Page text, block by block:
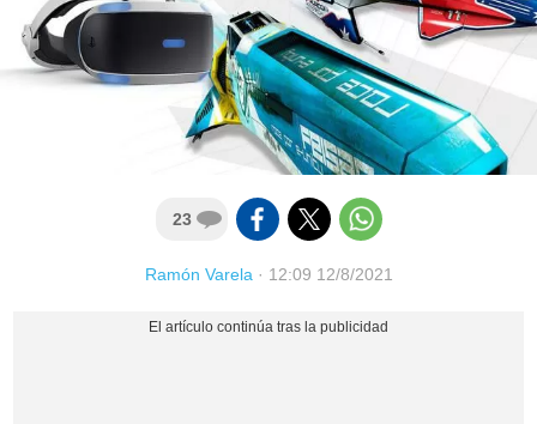
23
Ramón Varela· 12:09 12/8/2021